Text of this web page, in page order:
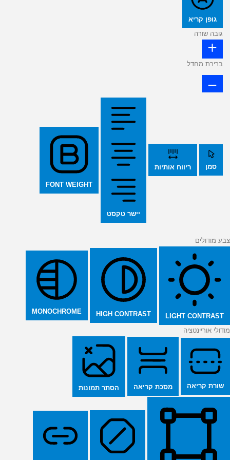
גופן קריא
גובה שורה
ברירת מחדל
סמן ריווח אותיות
יישר טקסט
FONT WEIGHT
צבע מודולים
LIGHT CONTRAST
HIGH CONTRAST
MONOCHROME
מודולי אוריינטציה
שורת קריאה מסכת קריאה הסתר תמונות